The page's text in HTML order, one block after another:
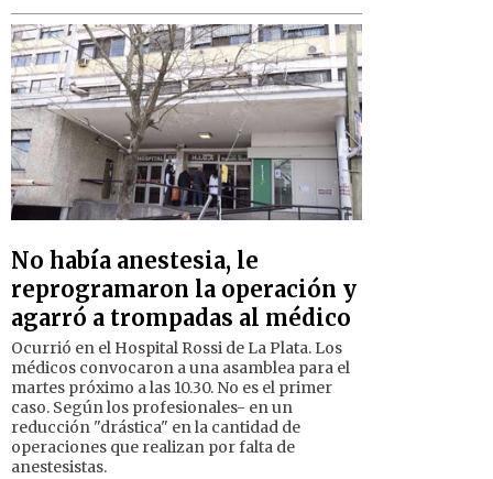
No había anestesia, le
reprogramaron la operación y
agarró a trompadas al médico
Ocurrió en el Hospital Rossi de La Plata. Los
médicos convocaron a una asamblea para el
martes próximo a las 10.30. No es el primer
caso. Según los profesionales- en un
reducción "drástica" en la cantidad de
operaciones que realizan por falta de
anestesistas.